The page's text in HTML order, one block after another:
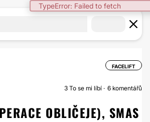
TypeError: Failed to fetch
FACELIFT
3 To se mi líbí 6 komentářů
OBLIČEJE), SMAS